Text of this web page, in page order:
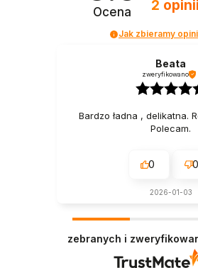
Ocena
2 opinii
Jak zbieramy
Beata
zweryfikowano
Bardzo ładna , delikatna.
Polecam.
0 0
2026-01-03
zebranych i